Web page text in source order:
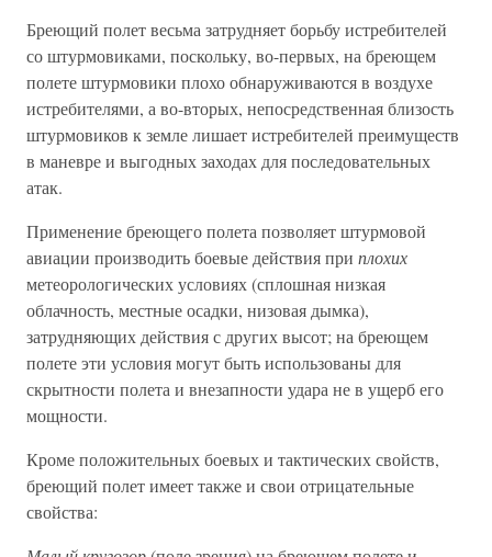
Бреющий полет весьма затрудняет борьбу истребителей
со штурмовиками, поскольку, во-первых, на бреющем
полете штурмовики плохо обнаруживаются в воздухе
истребителями, а во-вторых, непосредственная близость
штурмовиков к земле лишает истребителей преимуществ
в маневре и выгодных заходах для последовательных
атак.
Применение бреющего полета позволяет штурмовой
авиации производить боевые действия при плохих
метеорологических условиях (сплошная низкая
облачность, местные осадки, низовая дымка),
затрудняющих действия с других высот; на бреющем
полете эти условия могут быть использованы для
скрытности полета и внезапности удара не в ущерб его
мощности.
Кроме положительных боевых и тактических свойств,
бреющий полет имеет также и свои отрицательные
свойства: